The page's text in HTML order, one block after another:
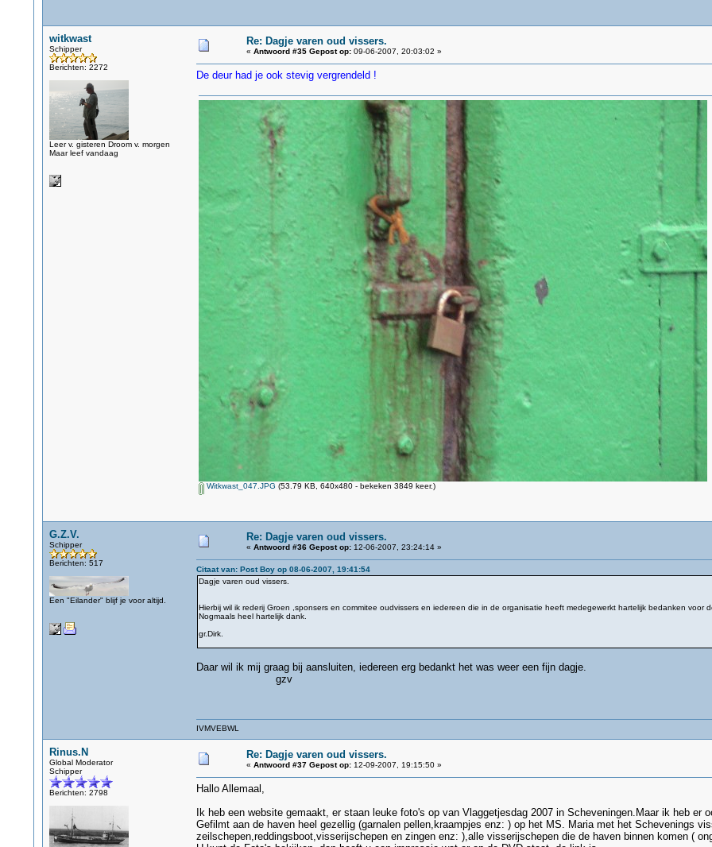
witkwast
Schipper
Berichten: 2272
Leer v. gisteren Droom v. morgen
Maar leef vandaag
Re: Dagje varen oud vissers.
« Antwoord #35 Gepost op:09-06-2007, 20:03:02 »
De deur had je ook stevig vergrendeld !
Witkwast_047.JPG (53.79 KB, 640x480 - bekeken 3849 keer.)
G.Z.V.
Schipper
Berichten: 517
Een "Eilander" blijf je voor altijd.
Re: Dagje varen oud vissers.
« Antwoord #36 Gepost op:12-06-2007, 23:24:14 »
Citaat van: Post Boy op 08-06-2007, 19:41:54
Dagje varen oud vissers.
Hierbij wil ik rederij Groen ,sponsers en commitee oudvissers en iedereen die in de organisatie heeft medegewerkt hartelijk bedanken voor
Nogmaals heel hartelijk dank.
gr.Dirk.
Daar wil ik mij graag bij aansluiten, iedereen erg bedankt het was weer een fijn dagje.
gzv
IVMVEBWL
Rinus.N
Global Moderator
Schipper
Berichten: 2798
Re: Dagje varen oud vissers.
« Antwoord #37 Gepost op:12-09-2007, 19:15:50 »
Hallo Allemaal,
Ik heb een website gemaakt, er staan leuke foto's op van Vlaggetjesdag 2007 in Scheveningen.Maar ik heb
Gefilmt aan de haven heel gezellig (garnalen pellen,kraampjes enz: ) op het MS. Maria met het Schevenings
zeilschepen,reddingsboot,visserijschepen en zingen enz: ),alle visserijschepen die de haven binnen komen (